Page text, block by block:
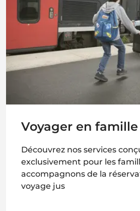
Voyager en famille
Découvrez nos services
exclusivement pour les
accompagnons de la
voyage jus